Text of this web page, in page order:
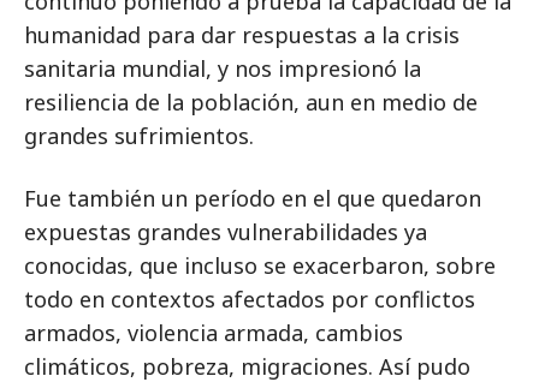
humanidad para dar respuestas a la crisis
sanitaria mundial, y nos impresionó la
resiliencia de la población, aun en medio de
grandes sufrimientos.
Fue también un período en el que quedaron
expuestas grandes vulnerabilidades ya
conocidas, que incluso se exacerbaron, sobre
todo en contextos afectados por conflictos
armados, violencia armada, cambios
climáticos, pobreza, migraciones. Así pudo